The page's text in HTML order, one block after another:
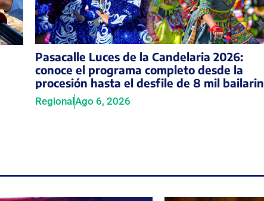
Pasacalle Luces de la Candelaria 2026:
conoce el programa completo desde la
procesión hasta el desfile de 8 mil
Regional Ago 6, 2026